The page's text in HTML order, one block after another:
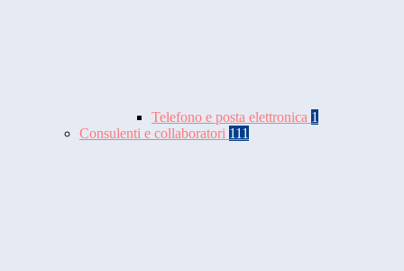
Telefono e posta elettronica 1
Consulenti e collaboratori 111